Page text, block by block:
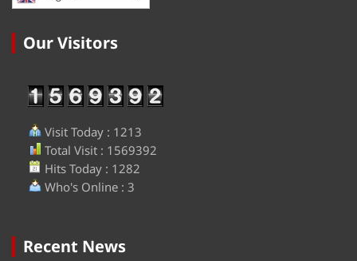
Our Visitors
Visit Today : 1213
Total Visit : 1569392
Hits Today : 1282
Who's Online : 3
Recent News